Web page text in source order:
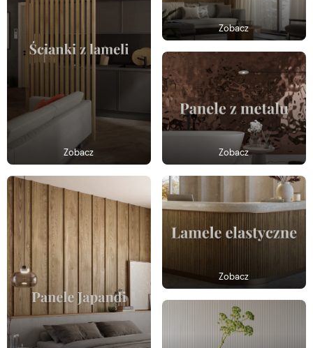
Zobacz
Zobacz
Zobacz
Zobacz